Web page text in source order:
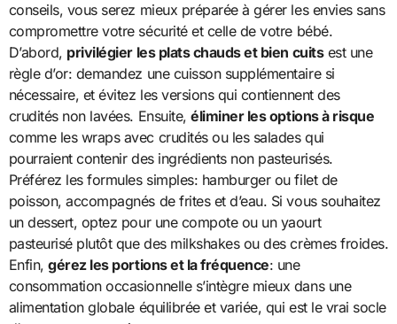
conseils, vous serez mieux préparée à gérer les envies sans
compromettre votre sécurité et celle de votre bébé.
D’abord, privilégier les plats chauds et bien cuitsest une
règle d’or: demandez une cuisson supplémentaire si
nécessaire, et évitez les versions qui contiennent des
crudités non lavées. Ensuite,éliminer les options à risque
comme les wraps avec crudités ou les salades qui
pourraient contenir des ingrédients non pasteurisés.
Préférez les formules simples: hamburger ou filet de
poisson, accompagnés de frites et d’eau. Si vous souhaitez
un dessert, optez pour une compote ou un yaourt
pasteurisé plutôt que des milkshakes ou des crèmes froides.
Enfin,gérez les portions et la fréquence: une
consommation occasionnelle s’intègre mieux dans une
alimentation globale équilibrée et variée, qui est le vrai socle